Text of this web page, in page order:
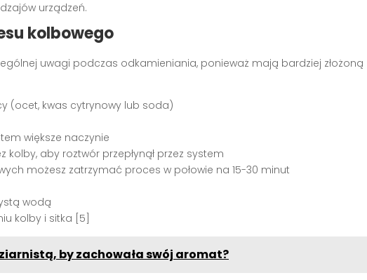
urządzeń.
kolbowego
uwagi podczas odkamieniania, ponieważ mają bardziej złożoną
(ocet, kwas cytrynowy lub soda)
większe naczynie
aby roztwór przepłynął przez system
możesz zatrzymać proces w połowie na 15-30 minut
wodą
kolby i sitka [5]
by zachowała swój aromat?